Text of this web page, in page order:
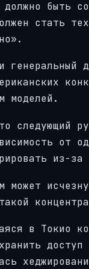
должно быть
стать
генеральный
моделей.
следующий
от
из-
может
в Токио